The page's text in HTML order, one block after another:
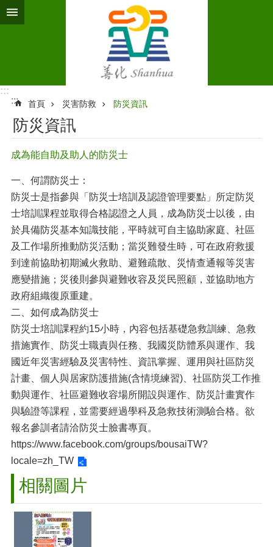
跳到主要內容區塊
:::
:::
首頁 災害防救 防災資訊
防災資訊
成為能自助及助人的防災士
一、何謂防災士：
防災士是指參與「防災士培訓及認證管理要點」所定防災
士培訓課程並取得合格認證之人員，成為防災士以後，由
於具備防災基本知識技能，平時就可自主協助家庭、社區
及工作場所推動防災活動；當災難發生時，可在政府救援
到達前協助初期滅火救助、避難疏散、災情查通報等災害
應變措施；災後則參與避難收容及災民照顧，並協助地方
政府組織復原重建。
二、如何成為防災士
防災士培訓課程約15小時，內容包括基礎急救訓練、急救
措施實作、防災士職責與任務、我國災防體系與運作、我
國近年災害經驗及災害特性、資訊掌握、運用與社區防災
計畫、個人與居家防護措施(含情境練習)、社區防災工作推
動與運作、社區避難收容場所開設與運作、防災計畫實作
與驗證等課程，並需要經過學科及急救技術測驗合格。欲
報名參訓者請洽防災士臉書專頁。
https://www.facebook.com/groups/bousaiTW?
locale=zh_TW
相關圖片